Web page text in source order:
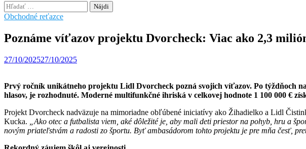
Hľadať:
Obchodné reťazce
Poznáme víťazov projektu Dvorcheck: Viac ako 2,3
27/10/202527/10/2025
Prvý ročník unikátneho projektu Lidl Dvorcheck pozná svojich víťazov. Po týždňoch
hlasov, je rozhodnuté. Moderné multifunkčné ihriská v celkovej hodnote 1 100 000 €
Projekt Dvorcheck nadväzuje na mimoriadne obľúbené iniciatívy ako Žihadielko a Lidl
Kucka.
„Ako otec a futbalista viem, aké dôležité je, aby mali deti priestor na pohyb, hru a
novým priateľstvám a radosti zo športu. Byť ambasádorom tohto projektu je pre mňa česť,